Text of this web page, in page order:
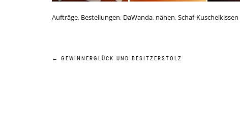
Aufträge, Bestellungen, DaWanda, nähen,Schaf-Kuschelkissen
Beitragsnavigation
← GEWINNERGLÜCK UND BESITZERSTOLZ